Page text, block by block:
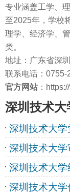
专业涵盖工学、
至2025年，学校
理学、经济学、
类。
地址：广东省深
联系电话：
官方网站 ：
深圳技术
深圳技术大
深圳技术大学
深圳技术大
深圳技术大